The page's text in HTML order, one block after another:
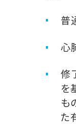
普
心
修
を
も
た